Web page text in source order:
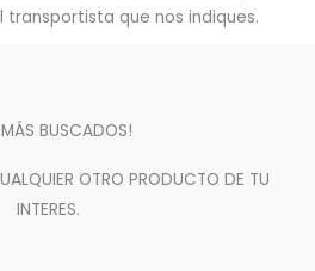
transportista que nos indiques.
MÁS BUSCADOS!
OTRO PRODUCTO DE TU
INTERES.